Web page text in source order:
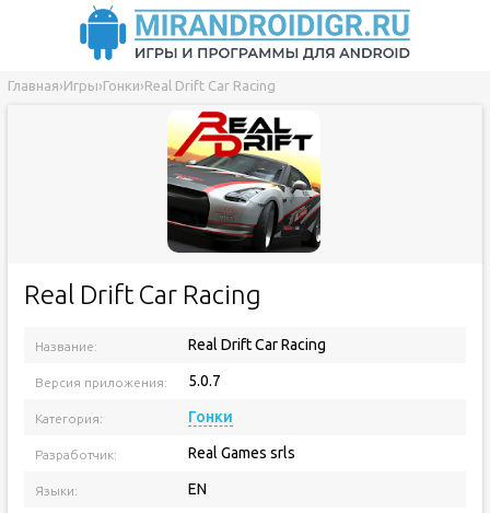
Главная›Игры›Гонки›Real Drift Car Racing
Real Drift Car Racing
Название: Real Drift Car Racing
Версия приложения: 5.0.7
Категория: Гонки
Разработчик: Real Games srls
Языки: EN